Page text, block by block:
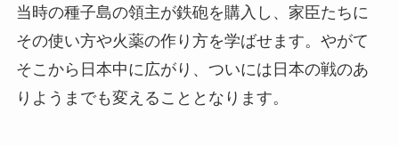
当時の種子島の領主が鉄砲を購入し、家臣たちに
その使い方や火薬の作り方を学ばせます。やがて
そこから日本中に広がり、ついには日本の戦のあ
りようまでも変えることとなります。